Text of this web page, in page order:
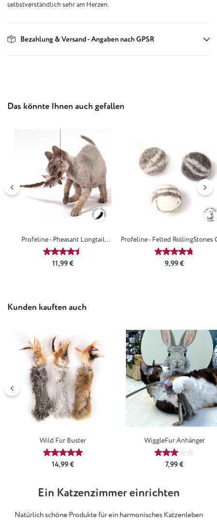
selbstverständlich sehr am Herzen.
Bezahlung & Versand - Angaben nach GPSR
Produktgalerie überspringen
Das könnte Ihnen auch gefallen
Profeline - Pheasant Longtail
AnhängerDurchschnittliche Bewertung von 4.61 von 5
Regulärer Preis:
11,99 €
Profeline - Felted RollingStones
Regulärer Preis:
9,99 €
Produktgalerie überspringen
Kunden kauften auch
Wild Fur Buster
Durchschnittliche Bewertung von 5 von 5 Sternen
Regulärer Preis:
14,99 €
WiggleFur Anhänger
Regulärer Preis:
7,99 €
Ein Katzenzimmer einrichten
Natürlich schöne Produkte für ein harmonisches Katzenleben